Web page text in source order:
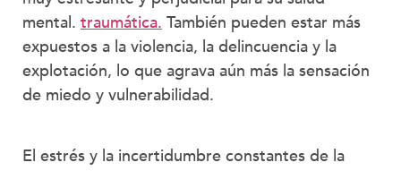
mental. traumática. También pueden estar más
expuestos a la violencia, la delincuencia y la
explotación, lo que agrava aún más la sensación
de miedo y vulnerabilidad.
El estrés y la incertidumbre constantes de la